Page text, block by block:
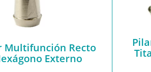
Multifunción Recto
Externo